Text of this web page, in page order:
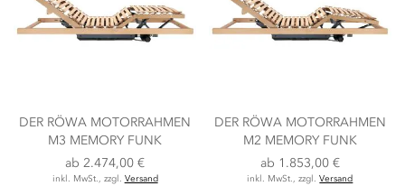
DER RÖWA MOTORRAHMEN
M3 MEMORY FUNK
ab2.474,00 €
inkl. MwSt., zzgl. Versand
DER RÖWA MOTORRAHMEN
M2 MEMORY FUNK
ab 1.853,00 €
inkl. MwSt., zzgl.Versand